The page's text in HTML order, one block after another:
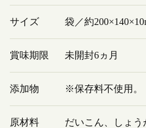
サイズ 袋／約
賞味期限 未開封6ヵ月
添加物 ※保存料不使用。
原材料
だいこん、しょ